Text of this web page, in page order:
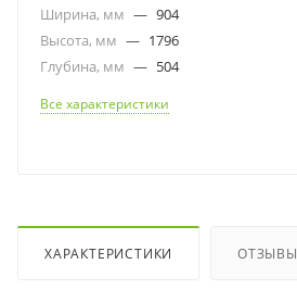
Ширина, мм — 904
Высота, мм — 1796
Глубина, мм — 504
Все характеристики
ХАРАКТЕРИСТИКИ ОТЗЫВЫ